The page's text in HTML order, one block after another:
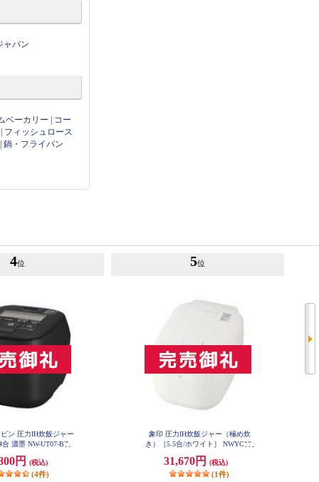
ャパン
ベーカリー
コー
フィッシュロース
鍋・フライパン
4位
ン 圧力IH炊飯ジャー
濃墨 NW-UT07-BZ
円 (税込)
(4件)
5位
象印 圧力IH炊飯ジャー（極め炊
き）［5.5合/ホワイト］ NWYC10-
31,670円 (税込)
(1件)